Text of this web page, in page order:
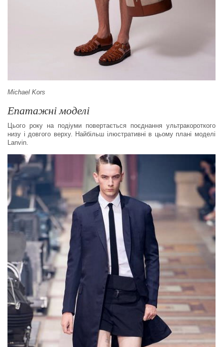
Michael Kors
Епатажні моделі
Цього року на подіуми повертається поєднання ультракороткого
низу і довгого верху. Найбільш ілюстративні в цьому плані моделі
Lanvin.